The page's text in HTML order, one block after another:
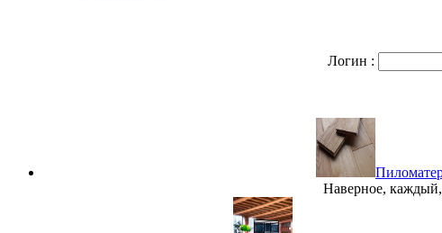
Логин :
Наверное, каждый,